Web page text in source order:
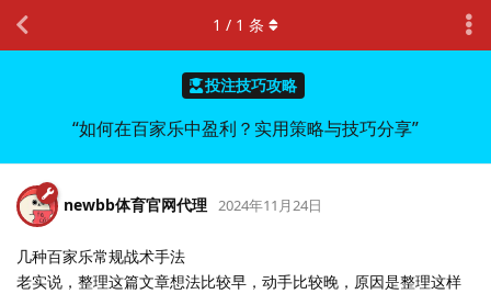
投注技巧攻略
“如何在百家乐中盈利？实用策略与技巧分享”
1 / 1 条
newbb体育官网代理 2024年11月24日
几种百家乐常规战术手法
老实说，整理这篇文章想法比较早，动手比较晚，原因是整理这样